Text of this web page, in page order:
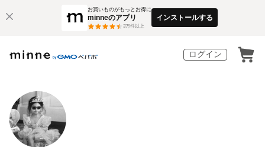
お買いものがもっとお得に
minneのアプリ
3万件以上
インストールする
ログイン